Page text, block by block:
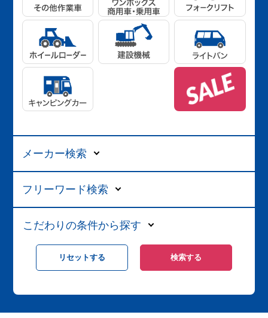
メーカー検索
フリーワード検索
こだわりの条件から探す